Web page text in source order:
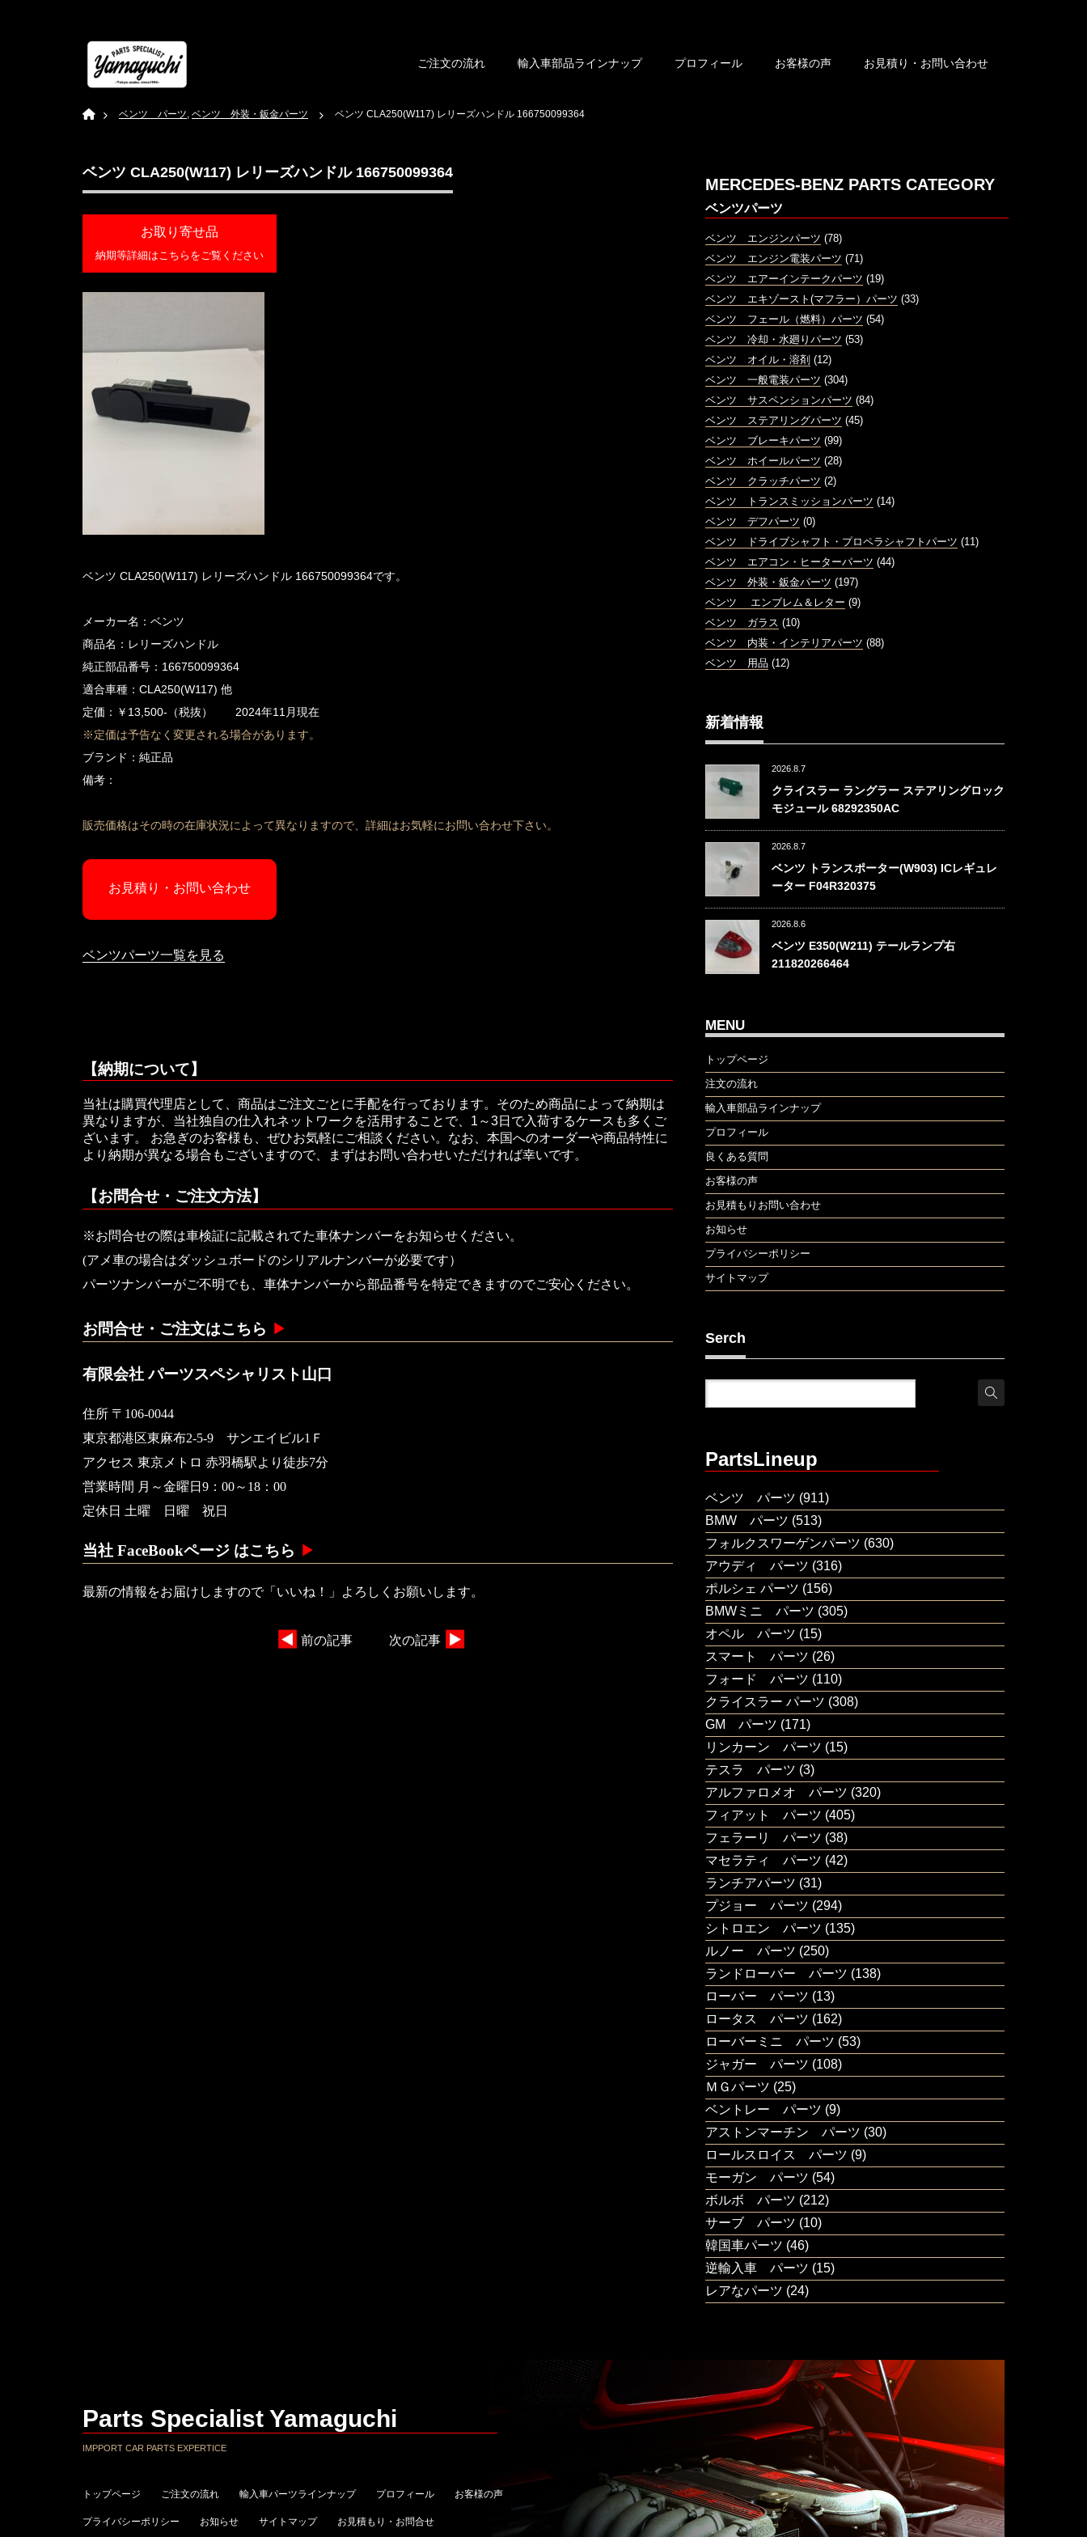
ご注文の流れ 輸入車部品ラインナップ プロフィール お客様の声 お見積り・お問い合わせ
Home ベンツ パーツ, ベンツ 外装・鈑金パーツ ベンツ CLA250(W117) レリーズハンドル 166750099364
ベンツ CLA250(W117) レリーズハンドル 166750099364
お取り寄せ品
納期等詳細はこちらをご覧ください
ベンツ CLA250(W117) レリーズハンドル 166750099364です。
メーカー名：ベンツ
商品名：レリーズハンドル
純正部品番号：166750099364
適合車種：CLA250(W117) 他
定価：￥13,500-（税抜） 2024年11月現在
※定価は予告なく変更される場合があります。
ブランド：純正品
備考：
販売価格はその時の在庫状況によって異なりますので、詳細はお気軽にお問い合わせ下さい。
お見積り・お問い合わせ
ベンツパーツ一覧を見る
【納期について】
当社は購買代理店として、商品はご注文ごとに手配を行っております。そのため商品によって納期は
異なりますが、当社独自の仕入れネットワークを活用することで、1～3日で入荷するケースも多くご
ざいます。 お急ぎのお客様も、ぜひお気軽にご相談ください。なお、本国へのオーダーや商品特性に
より納期が異なる場合もございますので、まずはお問い合わせいただければ幸いです。
【お問合せ・ご注文方法】
※お問合せの際は車検証に記載されてた車体ナンバーをお知らせください。
(アメ車の場合はダッシュボードのシリアルナンバーが必要です）
パーツナンバーがご不明でも、車体ナンバーから部品番号を特定できますのでご安心ください。
お問合せ・ご注文はこちら
有限会社 パーツスペシャリスト山口
住所 〒106-0044
東京都港区東麻布2-5-9 サンエイビル1Ｆ
アクセス 東京メトロ 赤羽橋駅より徒歩7分
営業時間 月～金曜日9：00～18：00
定休日 土曜 日曜 祝日
当社 FaceBookページ はこちら
最新の情報をお届けしますので「いいね！」よろしくお願いします。
前の記事 次の記事
MERCEDES-BENZ PARTS CATEGORY
ベンツパーツ
ベンツ エンジンパーツ (78)
ベンツ エンジン電装パーツ (71)
ベンツ エアーインテークパーツ (19)
ベンツ エキゾースト(マフラー）パーツ (33)
ベンツ フェール（燃料）パーツ (54)
ベンツ 冷却・水廻りパーツ (53)
ベンツ オイル・溶剤 (12)
ベンツ 一般電装パーツ (304)
ベンツ サスペンションパーツ (84)
ベンツ ステアリングパーツ (45)
ベンツ ブレーキパーツ (99)
ベンツ ホイールパーツ (28)
ベンツ クラッチパーツ (2)
ベンツ トランスミッションパーツ (14)
ベンツ デフパーツ (0)
ベンツ ドライブシャフト・プロペラシャフトパーツ (11)
ベンツ エアコン・ヒーターパーツ (44)
ベンツ 外装・鈑金パーツ (197)
ベンツ エンブレム＆レター (9)
ベンツ ガラス (10)
ベンツ 内装・インテリアパーツ (88)
ベンツ 用品 (12)
新着情報
2026.8.7
クライスラー ラングラー ステアリングロック
モジュール 68292350AC
2026.8.7
ベンツ トランスポーター(W903) ICレギュレ
ーター F04R320375
2026.8.6
ベンツ E350(W211) テールランプ右
211820266464
MENU
トップページ
注文の流れ
輸入車部品ラインナップ
プロフィール
良くある質問
お客様の声
お見積もりお問い合わせ
お知らせ
プライバシーポリシー
サイトマップ
Serch
PartsLineup
ベンツ パーツ (911)
BMW パーツ (513)
フォルクスワーゲンパーツ (630)
アウディ パーツ (316)
ポルシェ パーツ (156)
BMWミニ パーツ (305)
オペル パーツ (15)
スマート パーツ (26)
フォード パーツ (110)
クライスラー パーツ (308)
GM パーツ (171)
リンカーン パーツ (15)
テスラ パーツ (3)
アルファロメオ パーツ (320)
フィアット パーツ (405)
フェラーリ パーツ (38)
マセラティ パーツ (42)
ランチアパーツ (31)
プジョー パーツ (294)
シトロエン パーツ (135)
ルノー パーツ (250)
ランドローバー パーツ (138)
ローバー パーツ (13)
ロータス パーツ (162)
ローバーミニ パーツ (53)
ジャガー パーツ (108)
ＭＧパーツ (25)
ベントレー パーツ (9)
アストンマーチン パーツ (30)
ロールスロイス パーツ (9)
モーガン パーツ (54)
ボルボ パーツ (212)
サーブ パーツ (10)
韓国車パーツ (46)
逆輸入車 パーツ (15)
レアなパーツ (24)
Parts Specialist Yamaguchi
IMPPORT CAR PARTS EXPERTICE
トップページ ご注文の流れ 輸入車パーツラインナップ プロフィール お客様の声
プライバシーポリシー お知らせ サイトマップ お見積もり・お問合せ